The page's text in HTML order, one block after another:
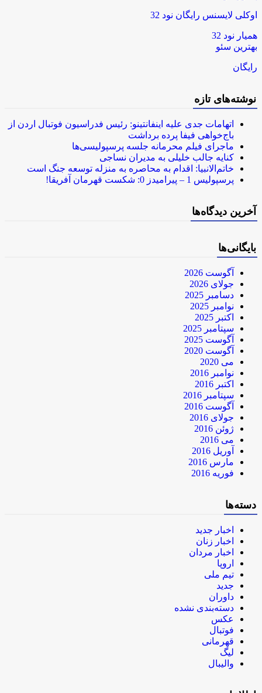
اوکلی لایسنس رایگان نود 32
همیار نود 32
بهترین سئو
رایگان
نوشته‌های تازه
اتهامات جدی علیه اینفانتینو: رئیس فدراسیون فوتبال اردن از
باج‌خواهی فیفا پرده برداشت
ماجرای فیلم محرمانه جلسه پرسپولیسی‌ها
کنایه جالب خلیلی به مدیران نساجی
خاتم‌الانبیا: اقدام به محاصره به منزله توسعه جنگ است
پرسپولیس 1 – پیرامیدز 0: شکست قهرمان آفریقا!
آخرین دیدگاه‌ها
بایگانی‌ها
آگوست 2026
جولای 2026
دسامبر 2025
نوامبر 2025
اکتبر 2025
سپتامبر 2025
آگوست 2025
آگوست 2020
می 2020
نوامبر 2016
اکتبر 2016
سپتامبر 2016
آگوست 2016
جولای 2016
ژوئن 2016
می 2016
آوریل 2016
مارس 2016
فوریه 2016
دسته‌ها
اخبار جدید
اخبار زنان
اخبار مردان
اروپا
تیم ملی
جدید
داوران
دسته‌بندی نشده
عکس
فوتبال
قهرمانی
لیگ
والیبال